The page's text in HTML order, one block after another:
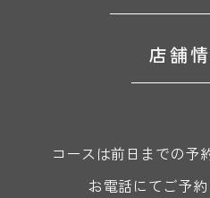
店舗
コースは前日までの予
お電話にてご予約